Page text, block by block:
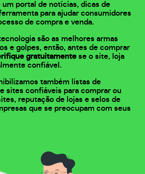
um portal de notícias, dicas de
para ajudar consumidores
de compra e venda.
são as melhores armas
e golpes, então, antes de comprar
gratuitamente se o site, loja
confiável.
também listas de
sites confiáveis para comprar ou
reputação de lojas e selos de
que se preocupam com seus